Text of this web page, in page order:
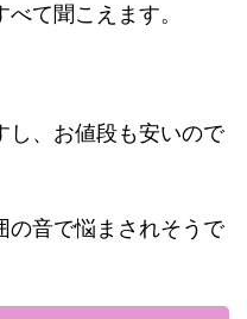
て聞こえます。
し、お値段も安いので
の音で悩まされそうで